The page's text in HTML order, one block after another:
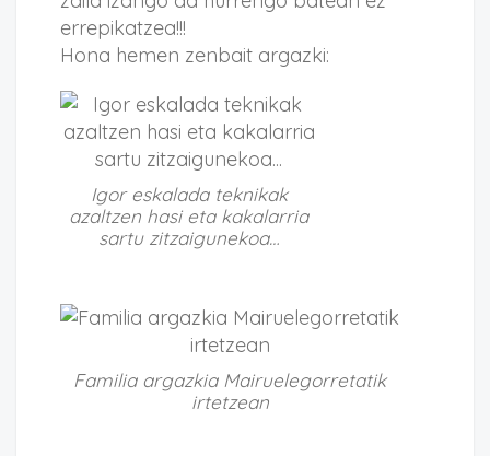
errepikatzea!!!
Hona hemen zenbait argazki:
Igor eskalada teknikak
azaltzen hasi eta kakalarria
sartu zitzaigunekoa…
Familia argazkia Mairuelegorretatik
irtetzean